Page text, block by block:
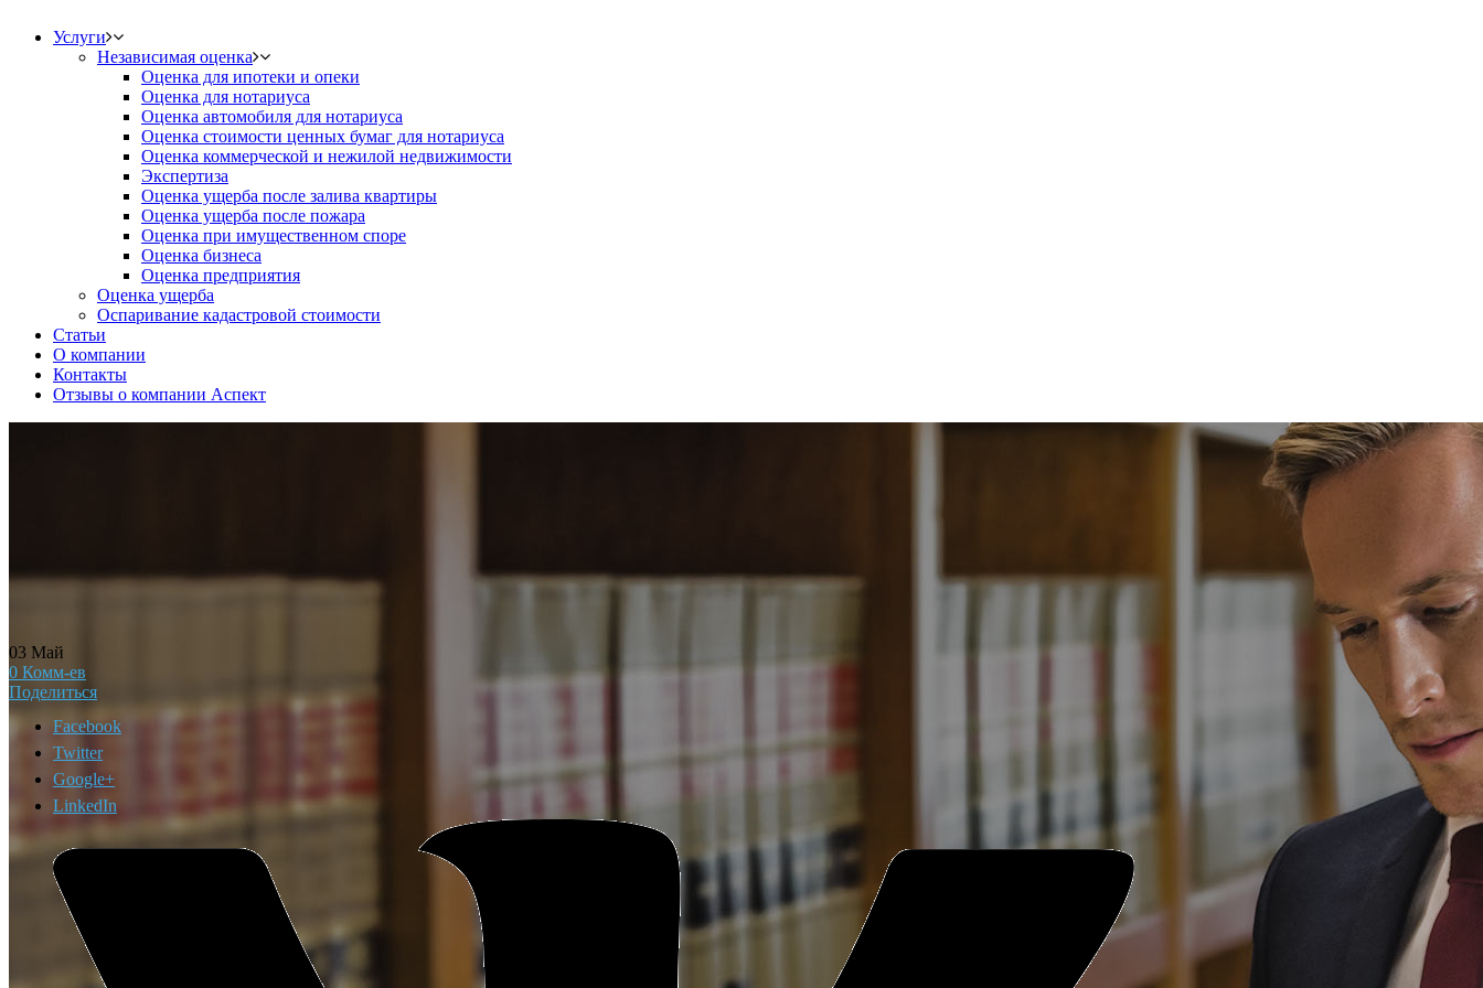
Услуги
Независимая оценка
Оценка для ипотеки и опеки
Оценка для нотариуса
Оценка автомобиля для нотариуса
Оценка стоимости ценных бумаг для нотариуса
Оценка коммерческой и нежилой недвижимости
Экспертиза
Оценка ущерба после залива квартиры
Оценка ущерба после пожара
Оценка при имущественном споре
Оценка бизнеса
Оценка предприятия
Оценка ущерба
Оспаривание кадастровой стоимости
Статьи
О компании
Контакты
Отзывы о компании Аспект
03 Май
0 Комм-ев
Поделиться
Facebook
Twitter
Google+
LinkedIn